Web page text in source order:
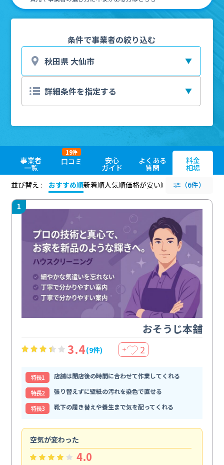
条件で事業者の絞り込む
事業者
一覧
口コミ
19件
安心
ガイド
よくある
質問
料金
相場
並び替え :
おすすめ順新着順人気順価格が安い順 評価が高い順
（6件）
1
おそうじ本舗
3.4(9件) ＋ 2
特⻑1
店舗は閉店後の時間に合わせて作業してくれる
特⻑2
張り替えずに壁紙の汚れを染色で直せる
特⻑3
靴下の履き替えや養生まで気を配ってくれる
空気が変わった
4.0